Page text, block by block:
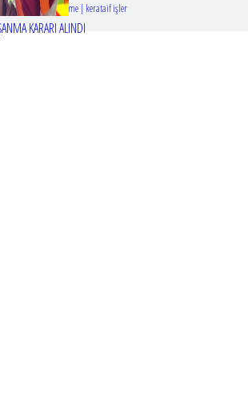
KARARI ALINDI
Tasarım & Geliştirme | kerataif işler